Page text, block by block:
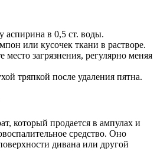
аспирина в 0,5 ст. воды.
или кусочек ткани в растворе.
место загрязнения, регулярно меняя
тряпкой после удаления пятна.
который продается в ампулах и
средство. Оно
дивана или другой